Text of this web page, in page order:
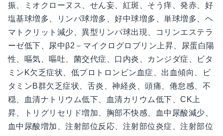
振、ミオクローヌス、せん妄、紅斑、そう痒、発赤、好
塩基球増多、リンパ球増多、好中球増多、単球増多、ヘ
マトクリット減少、異型リンパ球出現、コリンエステラ
ーゼ低下、尿中β2－マイクログロブリン上昇、尿蛋白陽
性、嘔気、嘔吐、菌交代症、口内炎、カンジダ症、ビタ
ミンK欠乏症状、低プロトロンビン血症、出血傾向、ビ
タミンB群欠乏症状、舌炎、神経炎、頭痛、倦怠感、不
穏、血清ナトリウム低下、血清カリウム低下、CK上
昇、トリグリセリド増加、胸部不快感、血中尿酸減少、
血中尿酸増加、注射部位反応、注射部位炎症、注射部位